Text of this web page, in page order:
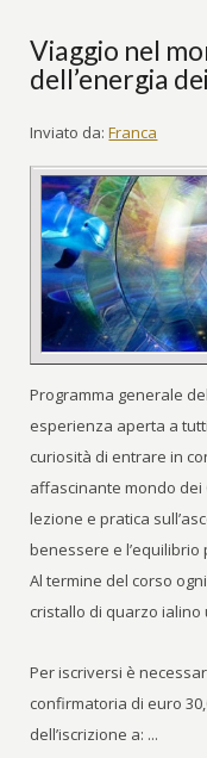
Viaggio nel
dell’energia
Inviato da: Franca
Programma generale
esperienza aperta a
curiosità di entrare in
affascinante mondo dei
lezione e pratica
benessere e l’equilibrio
Al termine del corso
cristallo di quarzo
Per iscriversi è
confirmatoria di euro
dell’iscrizione a: ...